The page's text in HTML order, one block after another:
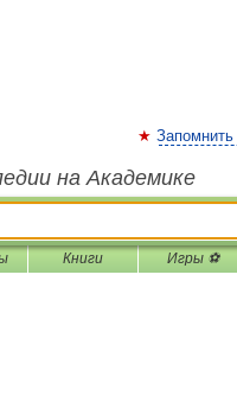
Запомнить
на Академике
Книги Игры ⚽